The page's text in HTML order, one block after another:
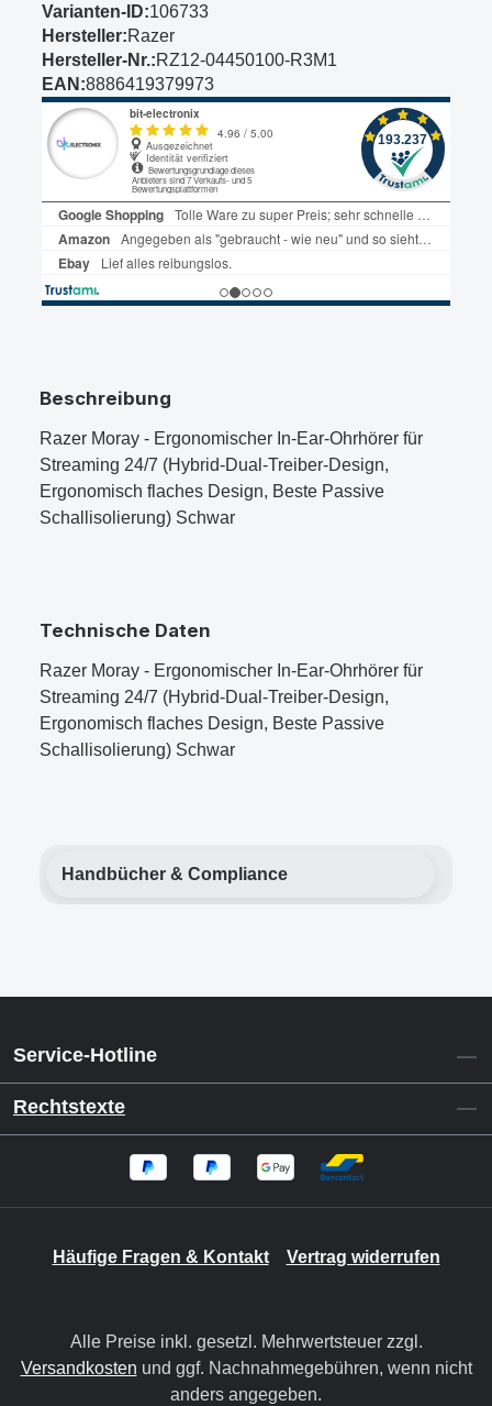
Varianten-ID:106733
Hersteller:Razer
Hersteller-Nr.:RZ12-04450100-R3M1
EAN:8886419379973
Beschreibung
Razer Moray - Ergonomischer In-Ear-Ohrhörer für
Streaming 24/7 (Hybrid-Dual-Treiber-Design,
Ergonomisch flaches Design, Beste Passive
Schallisolierung) Schwar
Technische Daten
Razer Moray - Ergonomischer In-Ear-Ohrhörer für
Streaming 24/7 (Hybrid-Dual-Treiber-Design,
Ergonomisch flaches Design, Beste Passive
Schallisolierung) Schwar
Handbücher & Compliance
Service-Hotline
Rechtstexte
Häufige Fragen & Kontakt Vertrag widerrufen
Alle Preise inkl. gesetzl. Mehrwertsteuer zzgl.
Versandkosten und ggf. Nachnahmegebühren, wenn nicht
anders angegeben.